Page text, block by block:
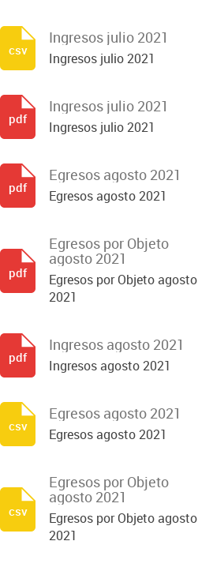
Ingresos julio 2021
Ingresos julio 2021
csv
Ingresos julio 2021
Ingresos julio 2021
pdf
Egresos agosto 2021
Egresos agosto 2021
pdf
Egresos por Objeto
agosto 2021
Egresos por Objeto agosto
2021
pdf
Ingresos agosto 2021
Ingresos agosto 2021
pdf
Egresos agosto 2021
Egresos agosto 2021
csv
Egresos por Objeto
agosto 2021
Egresos por Objeto agosto
2021
csv